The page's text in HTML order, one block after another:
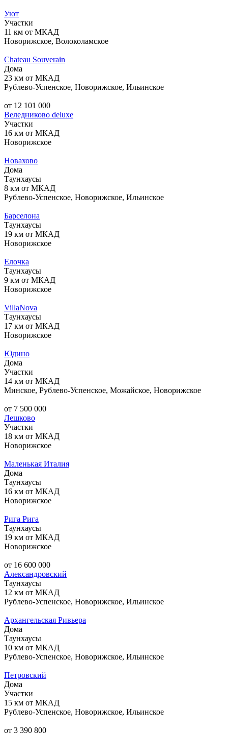
Уют
Участки
11 км от МКАД
Новорижское, Волоколамское
Chateau Souverain
Дома
23 км от МКАД
Рублево-Успенское, Новорижское, Ильинское
от 12 101 000
Веледниково deluxe
Участки
16 км от МКАД
Новорижское
Новахово
Дома
Таунхаусы
8 км от МКАД
Рублево-Успенское, Новорижское, Ильинское
Барселона
Таунхаусы
19 км от МКАД
Новорижское
Елочка
Таунхаусы
9 км от МКАД
Новорижское
VillaNova
Таунхаусы
17 км от МКАД
Новорижское
Юдино
Дома
Участки
14 км от МКАД
Минское, Рублево-Успенское, Можайское, Новорижское
от 7 500 000
Лешково
Участки
18 км от МКАД
Новорижское
Маленькая Италия
Дома
Таунхаусы
16 км от МКАД
Новорижское
Рига Рига
Таунхаусы
19 км от МКАД
Новорижское
от 16 600 000
Александровский
Таунхаусы
12 км от МКАД
Рублево-Успенское, Новорижское, Ильинское
Архангельская Ривьера
Дома
Таунхаусы
10 км от МКАД
Рублево-Успенское, Новорижское, Ильинское
Петровский
Дома
Участки
15 км от МКАД
Рублево-Успенское, Новорижское, Ильинское
от 3 390 800